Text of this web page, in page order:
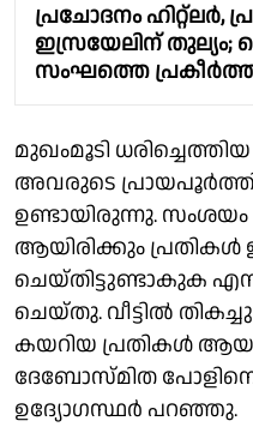
പ്രചോദനം
ഇസ്രയേലിന് തുല്യം;
സംഘത്തെ
മുഖംമൂടി
അവരുടെ
ഉണ്ടായിരുന്നു. സംശയം
ആയിരിക്കും പ്രതികൾ
ചെയ്തിട്ടുണ്ടാകുക എന്ന്
ചെയ്തു. വീട്ടിൽ
കയറിയ പ്രതികൾ
ദേബോസ്മിത
ഉദ്യോഗസ്ഥർ പറഞ്ഞു.